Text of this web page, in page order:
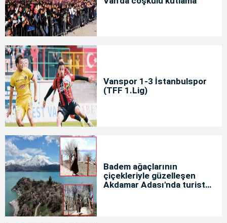
Vanspor 1-3 İstanbulspor
(TFF 1.Lig)
Badem ağaçlarının
çiçekleriyle güzelleşen
Akdamar Adası'nda turist